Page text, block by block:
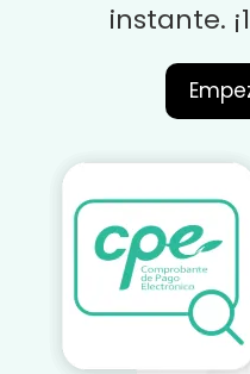
instante.